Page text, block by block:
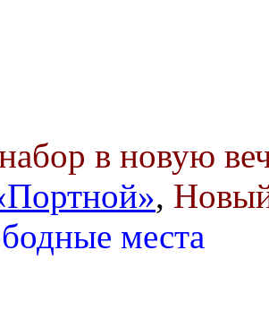
в новую
,
места